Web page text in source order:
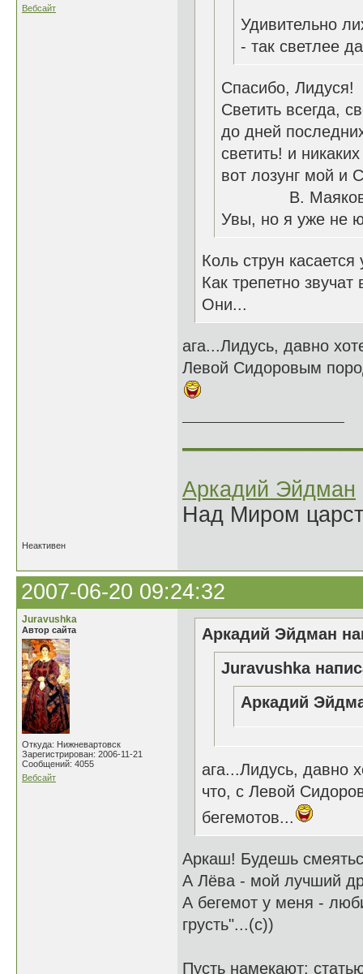
Вебсайт
Удивительно
- так светлее
Спасибо, Лидуся!
Светить всегда,
до дней
светить! и
вот лозунг мой и
В.
Увы, но я уже не
Коль струн
Как трепетно звучат
Они...
ага...Лидусь, давно
Левой Сидоровым
Аркадий Эйдман
Над Миром
Неактивен
2007-06-20 09:24:32
Juravushka
Автор сайта
Откуда: Нижневартовск
Зарегистрирован: 2006-11-21
Сообщений: 4055
Вебсайт
Аркадий Эйдман
Juravushka
Аркадий
ага...Лидусь, давно
что, с Левой
бегемотов...
Аркаш! Будешь
А Лёва - мой лучший
А бегемот у меня -
грусть"...(с))
Пусть намекают: